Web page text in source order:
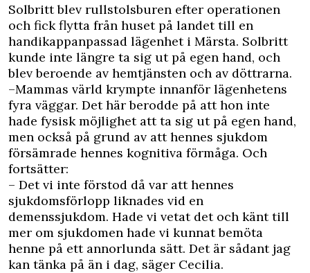
Solbritt blev rullstolsburen efter operationen
och fick flytta från huset på landet till en
handikappanpassad lägenhet i Märsta. Solbritt
kunde inte längre ta sig ut på egen hand, och
blev beroende av hemtjänsten och av döttrarna.
–Mammas värld krympte innanför lägenhetens
fyra väggar. Det här berodde på att hon inte
hade fysisk möjlighet att ta sig ut på egen hand,
men också på grund av att hennes sjukdom
försämrade hennes kognitiva förmåga. Och
fortsätter:
– Det vi inte förstod då var att hennes
sjukdomsförlopp liknades vid en
demenssjukdom. Hade vi vetat det och känt till
mer om sjukdomen hade vi kunnat bemöta
henne på ett annorlunda sätt. Det är sådant jag
kan tänka på än i dag, säger Cecilia.